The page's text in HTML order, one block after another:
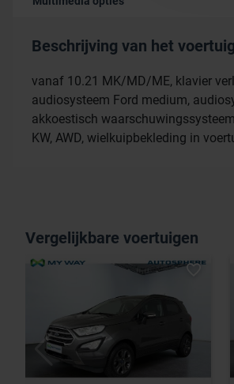
Beschrijving van het
vanaf 10.21 MK/MD/ME, klavier
audiosysteem Ford medium,
akkoestisch
KW, AWD, wielkuipbekleding in
Vergelijkbare voertuigen